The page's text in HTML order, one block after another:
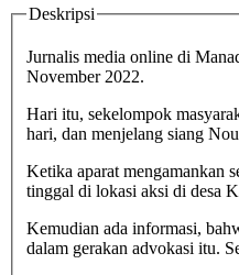
menu
Deskripsi
Jurnalis media online di
November 2022.
Hari itu, sekelompok
hari, dan menjelang siang
Ketika aparat mengamankan
tinggal di lokasi aksi di desa
Kemudian ada informasi, bahwa ada demo lanjutan dari kelompok mahasiswa, dan polisi mengamankan sejumlah orang. AJI Manado menduga Noufryadi telah diamankan oleh aparat,
dalam gerakan advokasi itu.